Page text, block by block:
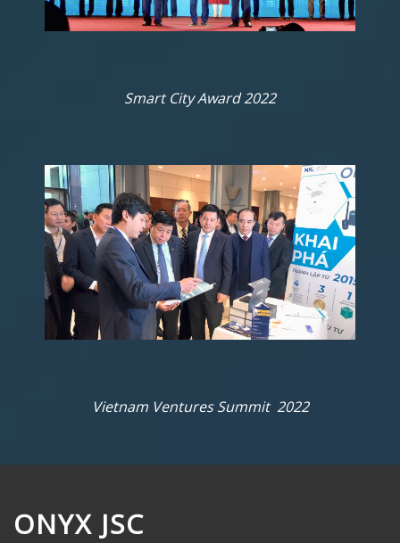
Smart City Award 2022
Vietnam Ventures Summit 2022
ONYX JSC